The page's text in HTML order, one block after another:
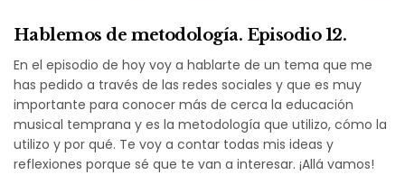
Hablemos de metodología. Episodio 12.
En el episodio de hoy voy a hablarte de un tema que me
has pedido a través de las redes sociales y que es muy
importante para conocer más de cerca la educación
musical temprana y es la metodología que utilizo, cómo la
utilizo y por qué. Te voy a contar todas mis ideas y
reflexiones porque sé que te van a interesar. ¡Allá vamos!